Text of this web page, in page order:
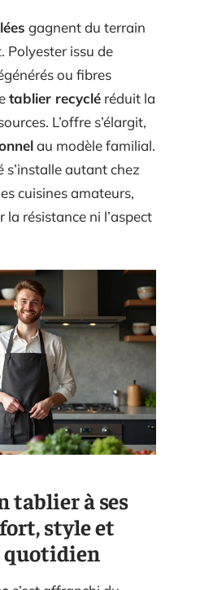
gagnent du terrain
Polyester issu de
ou fibres
tablier recyclé réduit la
L’offre s’élargit,
au modèle familial.
s’installe autant chez
cuisines amateurs,
la résistance ni l’aspect
tablier à ses
style et